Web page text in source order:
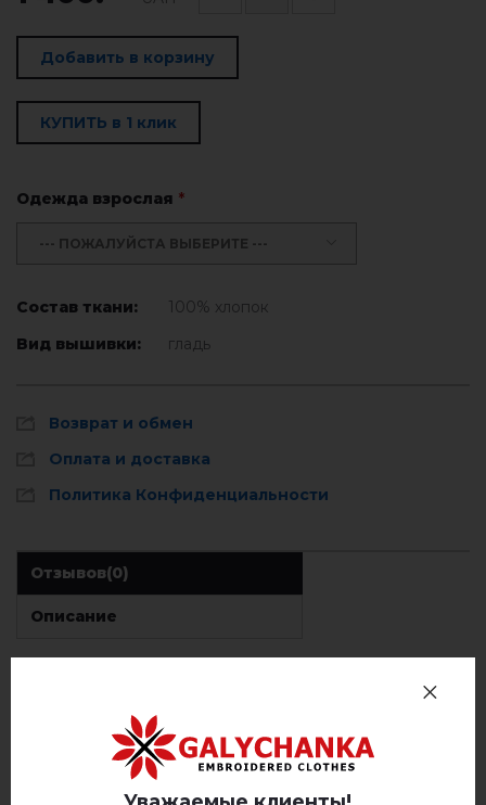
Добавить в корзину
КУПИТЬ в 1 клик
Одежда взрослая *
--- ПОЖАЛУЙСТА ВЫБЕРИТЕ ---
Состав ткани:
100% хлопок
Вид вышивки:
гладь
Возврат и обмен
Оплата и доставка
Политика Конфиденциальности
Отзывов(0)
Описание
ОТЗЫВЫ О ЄЛЕОНОРА (ХАКИ)
Немає відгуків про цей товар.